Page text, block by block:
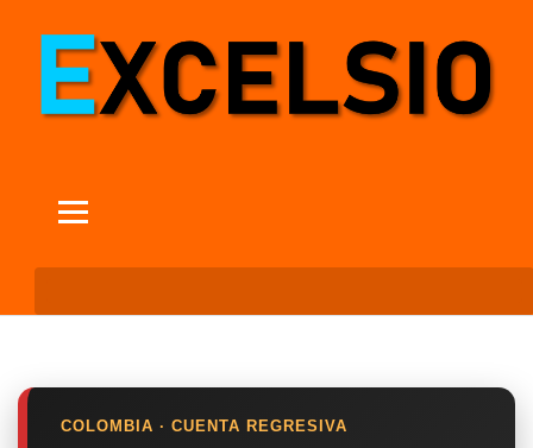
COLOMBIA · CUENTA REGRESIVA